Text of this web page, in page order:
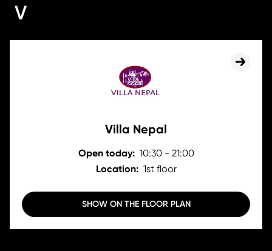
V
Villa Nepal
Open today: 10:30 - 21:00
Location: 1st floor
SHOW ON THE FLOOR PLAN